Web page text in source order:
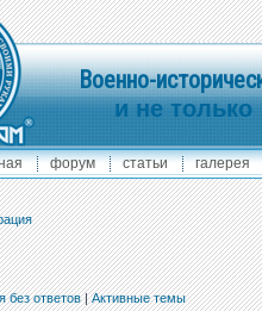
Военно-
и не только
форум статьи галерея
без ответов|Активные темы